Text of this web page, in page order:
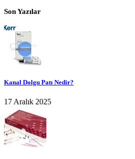
Son Yazılar
Kanal Dolgu Patı Nedir?
17 Aralık 2025